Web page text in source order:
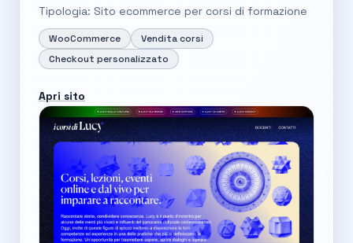
Tipologia: Sito ecommerce per corsi di formazione
WooCommerce
Vendita corsi
Checkout personalizzato
Apri sito